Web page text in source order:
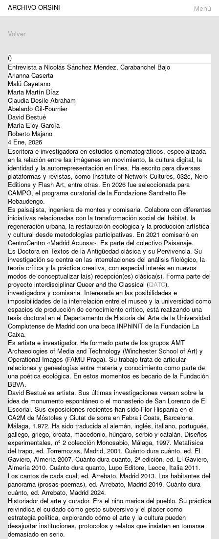
ARCHIVO ORSINI Menú
Volver
()
Entrevista a Nicolás Sánchez Méndez, Carabanchel Bajo
Arianna Caserta
Malú Cayetano
Marta Martín Díaz
Claudia Desile Abraham
Abelardo Gil-Fournier
David Bestué
María Eloy-García
Roberto Majano
4 Ene, 2026
Escritora e investigadora en estudios cinematográficos, especializada
en la relación entre las imágenes en movimiento, la cultura digital, la
identidad y la autorrepresentación en línea. Ha escrito para diversas
plataformas y revistas, como Institute of Network Cultures, 032c, Nero
Editions y Flash Art, entre otras. En 2026 fue seleccionada para
CAMPO, el programa curatorial de la Fondazione Sandretto Re
Rebaudengo.
Es paisajista, ingeniera de montes y comisaria. Colabora con diferentes
iniciativas relacionadas con la transformación social del hábitat, la
regeneración urbana, la restauración ecológica y la producción artística
y cultural desde metodologías participativas. En 2021 comisarió en
CentroCentro «Madrid Acuosa». Es parte del colectivo Paisanaje.
Es Doctora en Textos de la Antigüedad clásica y su Pervivencia. Su
investigación se centra en las interrelaciones del análisis filológico, la
teoría crítica y la práctica creativa, con especial interés en nuevos
modos de conceptualizar la(s) recepción(es) clásica(s). Forma parte del
proyecto interdisciplinar Queer and the Classical (QATC).
investigadora y comisaria. Interesada en las posibilidades e
imposibilidades de la interrelación entre el museo y la universidad como
espacios de producción de conocimiento crítico, está realizando una
tesis doctoral en el Departamento de Historia del Arte de la Universidad
Complutense de Madrid con una beca INPhINIT de la Fundación La
Caixa.
Es artista e investigador. Ha formado parte de los grupos AMT
Archaeologies of Media and Technology (Winchester School of Art) y
Operational Images (FAMU Praga). Su trabajo trata de articular
relaciones y genealogías entre materia y conocimiento como parte de
una poética ecológica. En estos momentos es becario de la Fundación
BBVA.
David Bestué es artista. Sus últimas investigaciones versan sobre la
idea de monumento espontáneo o el monasterio de San Lorenzo de El
Escorial. Sus exposiciones recientes han sido Flor Hispania en el
CA2M de Móstoles y Ciutat de sorra en Fabra i Coats, Barcelona.
Málaga, 1.972. Ha sido traducida al alemán, inglés, italiano, portugués,
gallego, griego, croata, macedonio, húngaro, serbio y catalán. Diseños
experimentales, nº 2 colección Monosabio, Málaga, 1997. Metafísica
del trapo, ed. Torremozas, Madrid, 2001. Cuánto dura cuánto, ed. El
Gaviero, Almería 2007. Cuánto dura cuánto, 2ª edición, ed. El Gaviero,
Almería 2010. Cuánto dura quanto, Lupo Editore, Lecce, Italia 2011.
Los cantos de cada cual, ed. Arrebato, Madrid 2013. Los habitantes del
panorama (prosas-poemas), ed. Arrebato, Madrid 2019. Cuánto dura
cuánto, ed. Arrebato, Madrid 2024.
Historiador del arte y curador. Era el niño marica del pueblo. Su práctica
reivindica el cuidado como gesto subversivo y el placer como
estrategia política, explorando cómo el arte y la cultura pueden
desajustar instituciones, protocolos y relatos que insisten en tomarse
demasiado en serio.